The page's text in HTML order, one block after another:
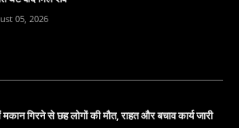
05, 2026
गिरने से छह लोगों की मौत, राहत और बचाव कार्य जारी